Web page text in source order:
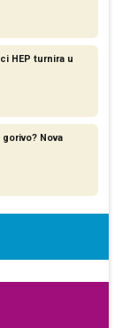
HEP turnira u
Nova